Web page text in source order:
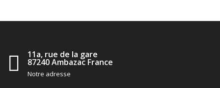
11a, rue de la gare
87240 Ambazac France
Notre adresse